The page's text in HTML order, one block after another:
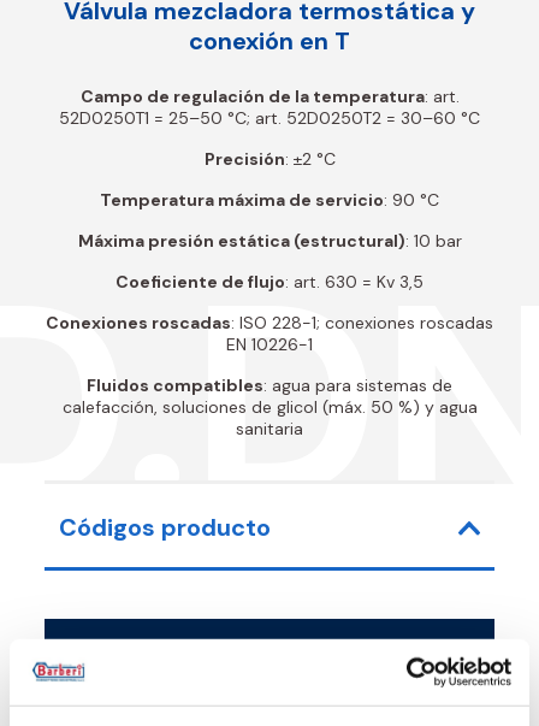
Válvula mezcladora termostática y
conexión en T
Campo de regulación de la temperatura: art.
52D0250T1 = 25–50 °C; art. 52D0250T2 = 30–60 °C
Precisión: ±2 °C
Temperatura máxima de servicio: 90 °C
Máxima presión estática (estructural): 10 bar
Coeficiente de flujo: art. 630 = Kv 3,5
Conexiones roscadas: ISO 228-1; conexiones roscadas
EN 10226-1
Fluidos compatibles: agua para sistemas de
calefacción, soluciones de glicol (máx. 50 %) y agua
sanitaria
Códigos producto
Medida